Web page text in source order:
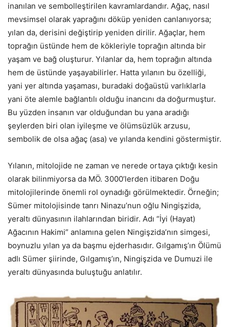
inanılan ve sembolleştirilen kavramlardandır. Ağaç, nasıl
mevsimsel olarak yaprağını döküp yeniden canlanıyorsa;
yılan da, derisini değiştirip yeniden dirilir. Ağaçlar, hem
toprağın üstünde hem de kökleriyle toprağın altında bir
yaşam ve bağ oluşturur. Yılanlar da, hem toprağın altında
hem de üstünde yaşayabilirler. Hatta yılanın bu özelliği,
yani yer altında yaşaması, buradaki doğaüstü varlıklarla
yani öte alemle bağlantılı olduğu inancını da doğurmuştur.
Bu yüzden insanın var olduğundan bu yana aradığı
şeylerden biri olan iyileşme ve ölümsüzlük arzusu,
sembolik de olsa ağaç (asa) ve yılanda kendini göstermiştir.
Yılanın, mitolojide ne zaman ve nerede ortaya çıktığı kesin
olarak bilinmiyorsa da MÖ. 3000’lerden itibaren Doğu
mitolojilerinde önemli rol oynadığı görülmektedir. Örneğin;
Sümer mitolojisinde tanrı Ninazu’nun oğlu Ningişzida,
yeraltı dünyasının ilahlarından biridir. Adı “İyi (Hayat)
Ağacının Hakimi” anlamına gelen Ningişzida’nın simgesi,
boynuzlu yılan ya da başmu ejderhasıdır. Gılgamış’ın Ölümü
adlı Sümer şiirinde, Gılgamış’ın, Ningişzida ve Dumuzi ile
yeraltı dünyasında buluştuğu anlatılır.